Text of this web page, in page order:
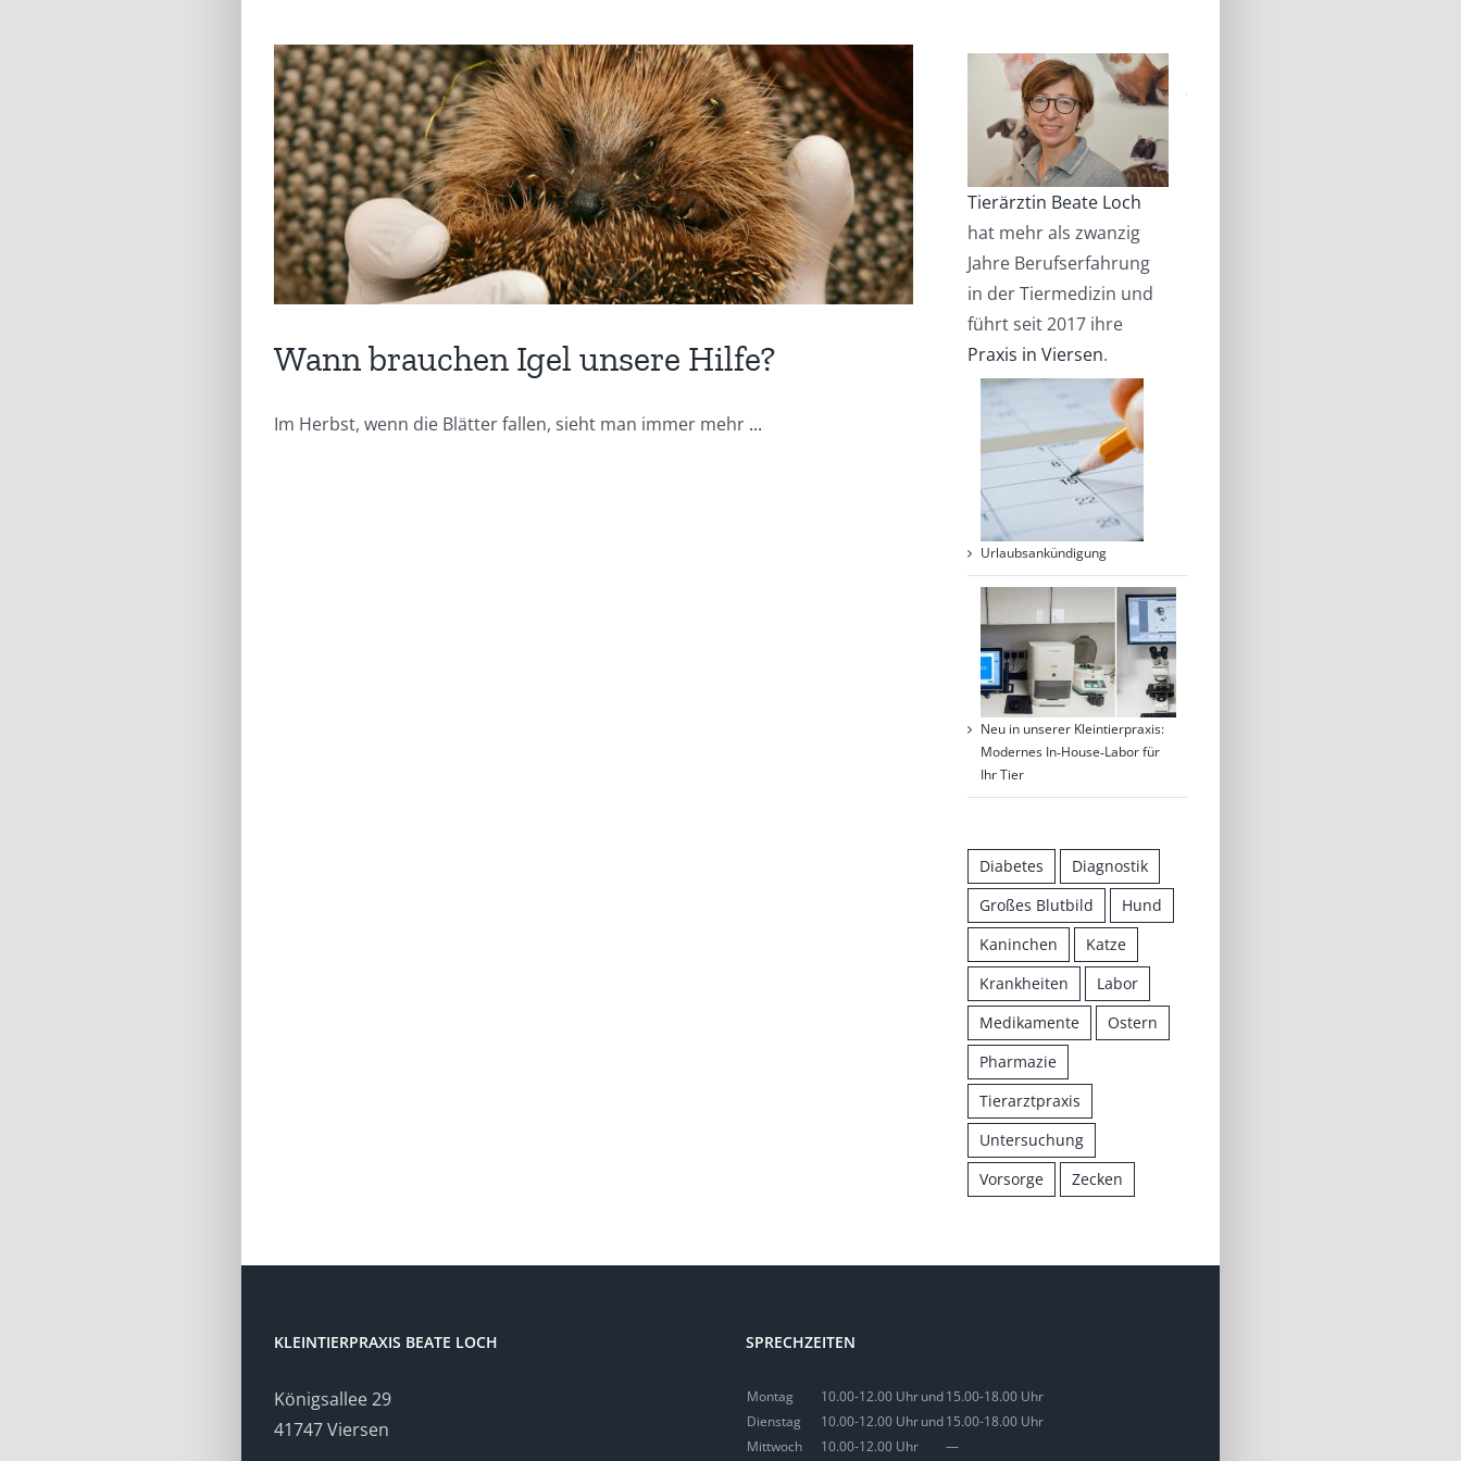
Wann brauchen Igel unsere Hilfe?
Im Herbst, wenn die Blätter fallen, sieht man immer mehr ...
Tierärztin Beate Loch
hat mehr als zwanzig
Jahre Berufserfahrung
in der Tiermedizin und
führt seit 2017 ihre
Praxis in Viersen.
Urlaubsankündigung
Neu in unserer Kleintierpraxis:
Modernes In‑House‑Labor für
Ihr Tier
Diabetes
Diagnostik
Großes Blutbild
Hund
Kaninchen
Katze
Krankheiten
Labor
Medikamente
Ostern
Pharmazie
Tierarztpraxis
Untersuchung
Vorsorge
Zecken
KLEINTIERPRAXIS BEATE LOCH
Königsallee 29
41747 Viersen
SPRECHZEITEN
Montag 10.00-12.00 Uhrund15.00-18.00 Uhr
Dienstag
10.00-12.00 Uhrund15.00-18.00 Uhr
Mittwoch
10.00-12.00 Uhr —